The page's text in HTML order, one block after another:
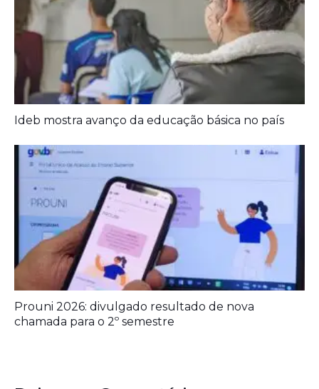
Ideb mostra avanço da educação básica no país
Prouni 2026: divulgado resultado de nova
chamada para o 2º semestre